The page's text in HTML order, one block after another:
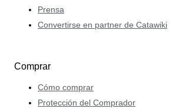
Prensa
Convertirse en partner de Catawiki
Comprar
Cómo comprar
Protección del Comprador